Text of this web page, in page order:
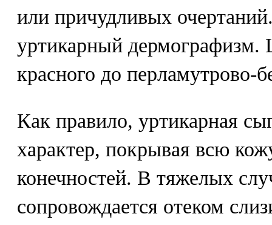
или причудливых
уртикарный дермографизм.
красного до перламутрово-
Как правило, уртикарная
характер, покрывая всю
конечностей. В тяжелых
сопровождается отеком